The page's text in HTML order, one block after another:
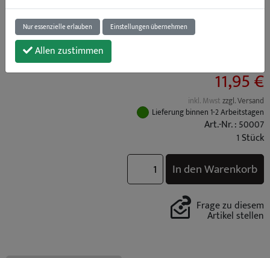
11,95 €
inkl. Mwstzzgl. Versand
Lieferung binnen 1-2 Arbeitstagen
Art.-Nr. : 50007
1 Stück
In den Warenkorb
Frage zu diesem
Artikel stellen
Nur essenzielle erlauben Einstellungen übernehmen
Allen zustimmen